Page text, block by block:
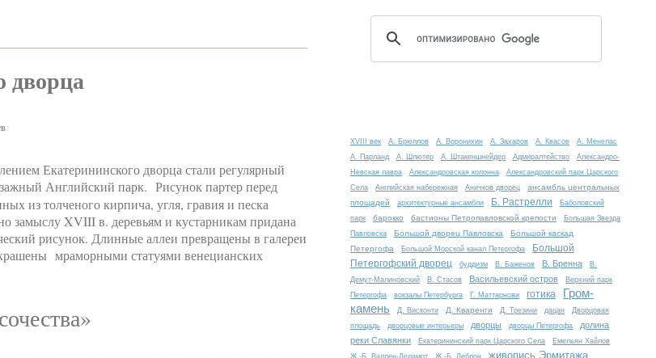
дворца
Екатерининского дворца стали регулярный
Английский парк. Рисунок партер перед
из толченого кирпича, угля, гравия и песка
замыслу XVIII в. деревьям и кустарникам придана
рисунок. Длинные аллеи превращены в галереи
мраморными статуями венецианских
XVIII век А. Брюллов А. Воронихин А. Захаров А. Квасов
А. Менелас
А. Парланд
А. Шлютер А. Штакеншнейдер Адмиралтейство
Александро-
Невская лавра
Александровская колонна
Александровский парк Царского
Села
Английская набережная Аничков дворец
ансамбль центральных
площадей
архитектурные ансамбли Б. Растрелли
Баболовский
парк
барокко бастионы Петропавловской крепости
Большая Звезда
Павловска
Большой дворец Павловска
Большой каскад
Петергофа
Большой Морской канал Петергофа
Большой
Петергофский дворец
буддизм В. Баженов В. Бренна
В.
Демут-Малиновский
В. Стасов Васильевский остров
Верхний парк
Петергофа
вокзалы Петербурга Г. Маттарнови готика
Гром-
камень
Д. Висконти Д. Кваренги Д. Трезини дацан
Дворцовая
площадь
дворцовые интерьеры дворцы дворцы Петергофа
долина
реки Славянки
Екатерининский парк Царского Села
Емельян Хайлов
Ж.-Б. Валлен-Деламот
Ж.-Б. Леблон живопись Эрмитажа